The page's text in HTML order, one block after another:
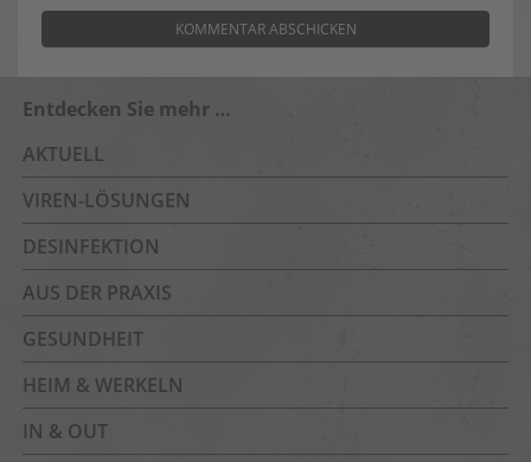
Entdecken Sie mehr …
AKTUELL
VIREN-LÖSUNGEN
DESINFEKTION
AUS DER PRAXIS
GESUNDHEIT
HEIM & WERKELN
IN & OUT